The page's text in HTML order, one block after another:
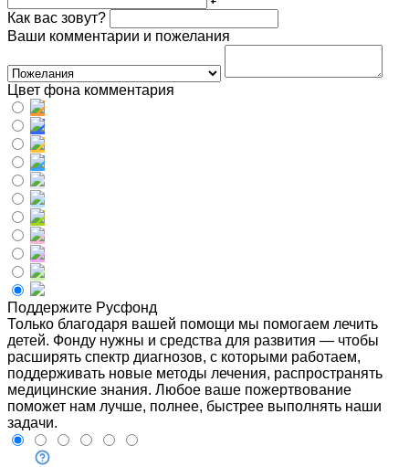
Как вас зовут?
Ваши комментарии и пожелания
Цвет фона комментария
Поддержите Русфонд
Только благодаря вашей помощи мы помогаем лечить
детей. Фонду нужны и средства для развития — чтобы
расширять спектр диагнозов, с которыми работаем,
поддерживать новые методы лечения, распространять
медицинские знания. Любое ваше пожертвование
поможет нам лучше, полнее, быстрее выполнять наши
задачи.